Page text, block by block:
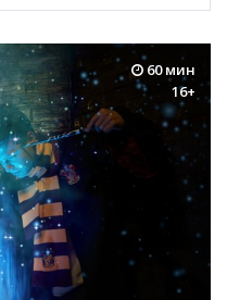
60 мин
16+